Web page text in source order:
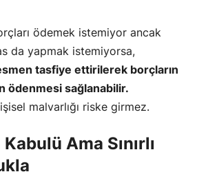
ödemek istemiyor ancak
da yapmak istemiyorsa,
tasfiye ettirilerek borçların
ödenmesi sağlanabilir.
malvarlığı riske girmez.
Ama Sınırlı